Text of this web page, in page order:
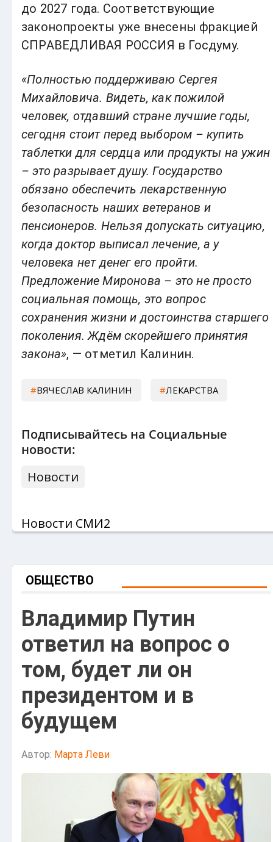
до 2027 года. Соответствующие
законопроекты уже внесены фракцией
СПРАВЕДЛИВАЯ РОССИЯ в Госдуму.
«Полностью поддерживаю Сергея
Михайловича. Видеть, как пожилой
человек, отдавший стране лучшие годы,
сегодня стоит перед выбором – купить
таблетки для сердца или продукты на ужин
– это разрывает душу. Государство
обязано обеспечить лекарственную
безопасность наших ветеранов и
пенсионеров. Нельзя допускать ситуацию,
когда доктор выписал лечение, а у
человека нет денег его пройти.
Предложение Миронова – это не просто
социальная помощь, это вопрос
сохранения жизни и достоинства старшего
поколения. Ждём скорейшего принятия
закона», — отметил Калинин.
ВЯЧЕСЛАВ КАЛИНИН ЛЕКАРСТВА
Подписывайтесь на Социальные
новости:
Новости
Новости СМИ2
ОБЩЕСТВО
Владимир Путин
ответил на вопрос о
том, будет ли он
президентом и в
будущем
Автор: Марта Леви